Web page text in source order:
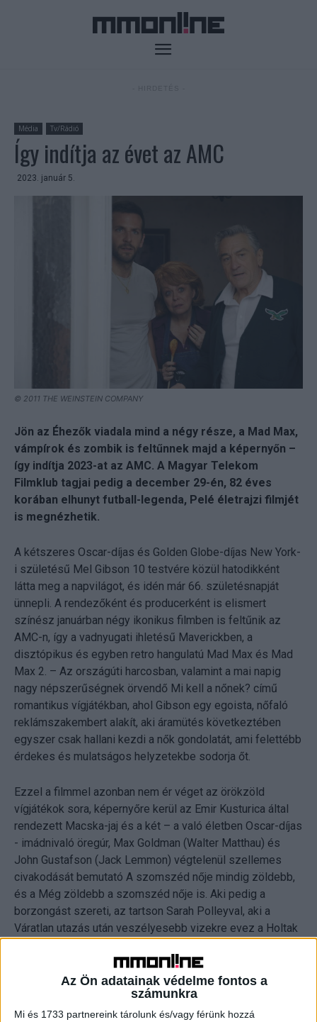
Az Ön adatainak védelme fontos a
számunkra
Mi és 1733 partnereink tárolunk és/vagy férünk hozzá
Média Tv/Rádió
Így indítja az évet az AMC
2023. január 5.
© 2011 THE WEINSTEIN COMPANY
Jön az Éhezők viadala mind a négy része, a Mad Max,
vámpírok és zombik is feltűnnek majd a képernyőn –
így indítja 2023-at az AMC. A Magyar Telekom
Filmklub tagjai pedig a december 29-én, 82 éves
korában elhunyt futball-legenda, Pelé életrajzi filmjét
is megnézhetik.
A kétszeres Oscar-díjas és Golden Globe-díjas New York-
i születésű Mel Gibson 10 testvére közül hatodikként
látta meg a napvilágot, és idén már 66. születésnapját
ünnepli. A rendezőként és producerként is elismert
színész januárban négy ikonikus filmben is feltűnik az
AMC-n, így a vadnyugati ihletésű Maverickben, a
disztópikus és egyben retro hangulatú Mad Max és Mad
Max 2. – Az országúti harcosban, valamint a mai napig
nagy népszerűségnek örvendő Mi kell a nőnek? című
romantikus vígjátékban, ahol Gibson egy egoista, nőfaló
reklámszakembert alakít, aki áramütés következtében
egyszer csak hallani kezdi a nők gondolatát, ami felettébb
érdekes és mulatságos helyzetekbe sodorja őt.
Ezzel a filmmel azonban nem ér véget az örökzöld
vígjátékok sora, képernyőre kerül az Emir Kusturica által
rendezett Macska-jaj és a két – a való életben Oscar-díjas
- imádnivaló öregúr, Max Goldman (Walter Matthau) és
John Gustafson (Jack Lemmon) végtelenül szellemes
civakodását bemutató A szomszéd nője mindig zöldebb,
és a Még zöldebb a szomszéd nője is. Aki pedig a
borzongást szereti, az tartson Sarah Polleyval, aki a
Váratlan utazás után veszélyesebb vizekre evez a Holtak
Bradley Cooper, aki ugyan nem nyert még Oscart – bár 9
alkalommal jelölték, illetve 2 Grammy-vel és BAFTA-val
azonban díjazták - is a januárban születettek táborát